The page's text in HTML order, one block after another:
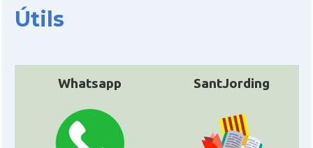
Útils
Whatsapp SantJording